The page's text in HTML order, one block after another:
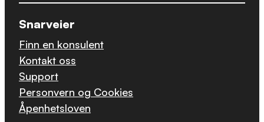
Snarveier
Finn en konsulent
Kontakt oss
Support
Personvern og Cookies
Åpenhetsloven